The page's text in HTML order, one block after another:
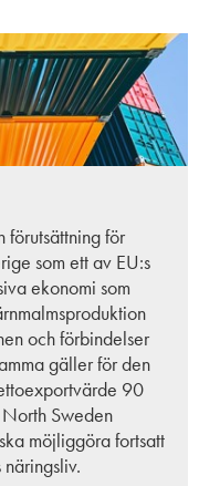
förutsättning för
som ett av EU:s
ekonomi som
och förbindelser
gäller för den
90
Sweden
möjliggöra fortsatt